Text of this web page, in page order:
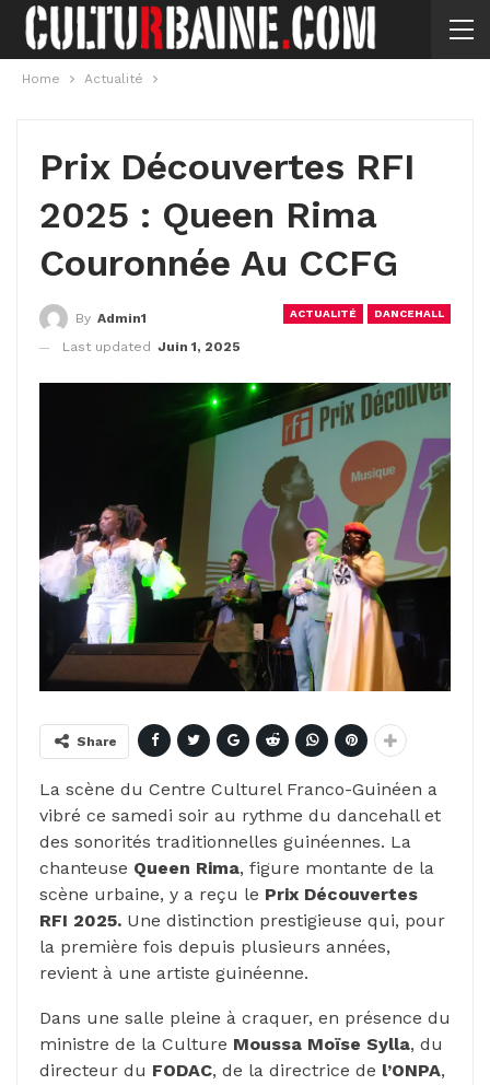
Home Actualité
Prix Découvertes RFI
2025 : Queen Rima
Couronnée Au CCFG
ACTUALITÉ DANCEHALL
By Admin1
Last updated Juin 1, 2025
Share
La scène du Centre Culturel Franco-Guinéen a
vibré ce samedi soir au rythme du dancehall et
des sonorités traditionnelles guinéennes. La
chanteuse Queen Rima, figure montante de la
scène urbaine, y a reçu le Prix Découvertes
RFI 2025. Une distinction prestigieuse qui, pour
la première fois depuis plusieurs années,
revient à une artiste guinéenne.
Dans une salle pleine à craquer, en présence du
ministre de la Culture Moussa Moïse Sylla, du
directeur du FODAC, de la directrice de l’ONPA,